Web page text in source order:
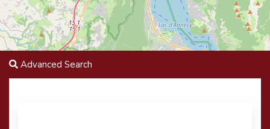
Advanced Search